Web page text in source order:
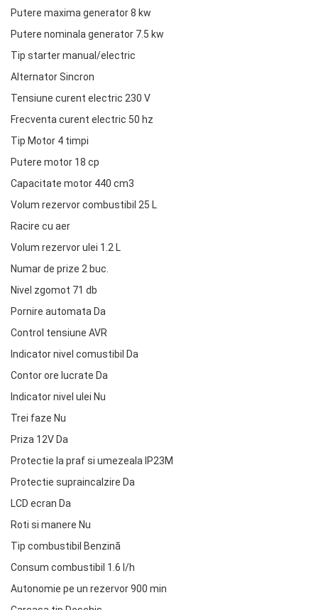
Putere maxima generator 8 kw
Putere nominala generator 7.5 kw
Tip starter manual/electric
Alternator Sincron
Tensiune curent electric 230 V
Frecventa curent electric 50 hz
Tip Motor 4 timpi
Putere motor 18 cp
Capacitate motor 440 cm3
Volum rezervor combustibil 25 L
Racire cu aer
Volum rezervor ulei 1.2 L
Numar de prize 2 buc.
Nivel zgomot 71 db
Pornire automata Da
Control tensiune AVR
Indicator nivel comustibil Da
Contor ore lucrate Da
Indicator nivel ulei Nu
Trei faze Nu
Priza 12V Da
Protectie la praf si umezeala IP23M
Protectie supraincalzire Da
LCD ecran Da
Roti si manere Nu
Tip combustibil Benzină
Consum combustibil 1.6 l/h
Autonomie pe un rezervor 900 min